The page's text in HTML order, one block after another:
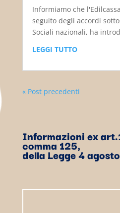
Informiamo che
seguito degli accordi
Sociali nazionali, ha
LEGGI TUTTO
« Post precedenti
Informazioni ex
comma 125,
della Legge 4